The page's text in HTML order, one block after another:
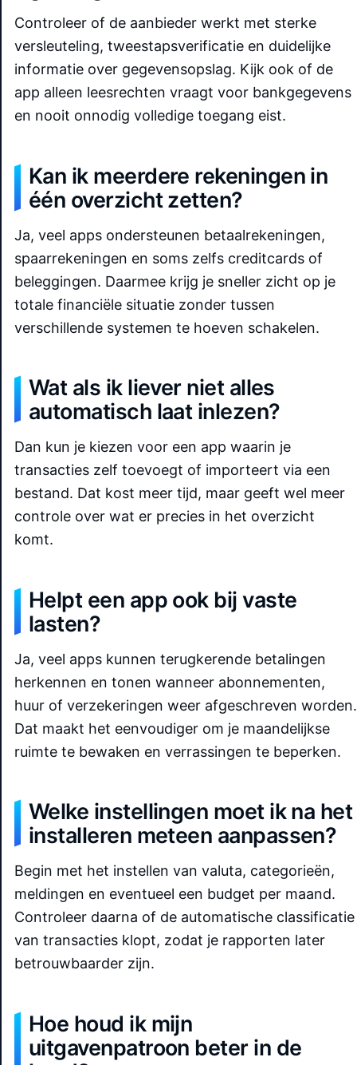
Controleer of de aanbieder werkt met sterke
versleuteling, tweestapsverificatie en duidelijke
informatie over gegevensopslag. Kijk ook of de
app alleen leesrechten vraagt voor bankgegevens
en nooit onnodig volledige toegang eist.
Kan ik meerdere rekeningen in
één overzicht zetten?
Ja, veel apps ondersteunen betaalrekeningen,
spaarrekeningen en soms zelfs creditcards of
beleggingen. Daarmee krijg je sneller zicht op je
totale financiële situatie zonder tussen
verschillende systemen te hoeven schakelen.
Wat als ik liever niet alles
automatisch laat inlezen?
Dan kun je kiezen voor een app waarin je
transacties zelf toevoegt of importeert via een
bestand. Dat kost meer tijd, maar geeft wel meer
controle over wat er precies in het overzicht
komt.
Helpt een app ook bij vaste
lasten?
Ja, veel apps kunnen terugkerende betalingen
herkennen en tonen wanneer abonnementen,
huur of verzekeringen weer afgeschreven worden.
Dat maakt het eenvoudiger om je maandelijkse
ruimte te bewaken en verrassingen te beperken.
Welke instellingen moet ik na het
installeren meteen aanpassen?
Begin met het instellen van valuta, categorieën,
meldingen en eventueel een budget per maand.
Controleer daarna of de automatische classificatie
van transacties klopt, zodat je rapporten later
betrouwbaarder zijn.
Hoe houd ik mijn
uitgavenpatroon beter in de